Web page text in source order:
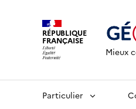
RÉPUBLIQUE
FRANÇAISE
Mieux
Particulier